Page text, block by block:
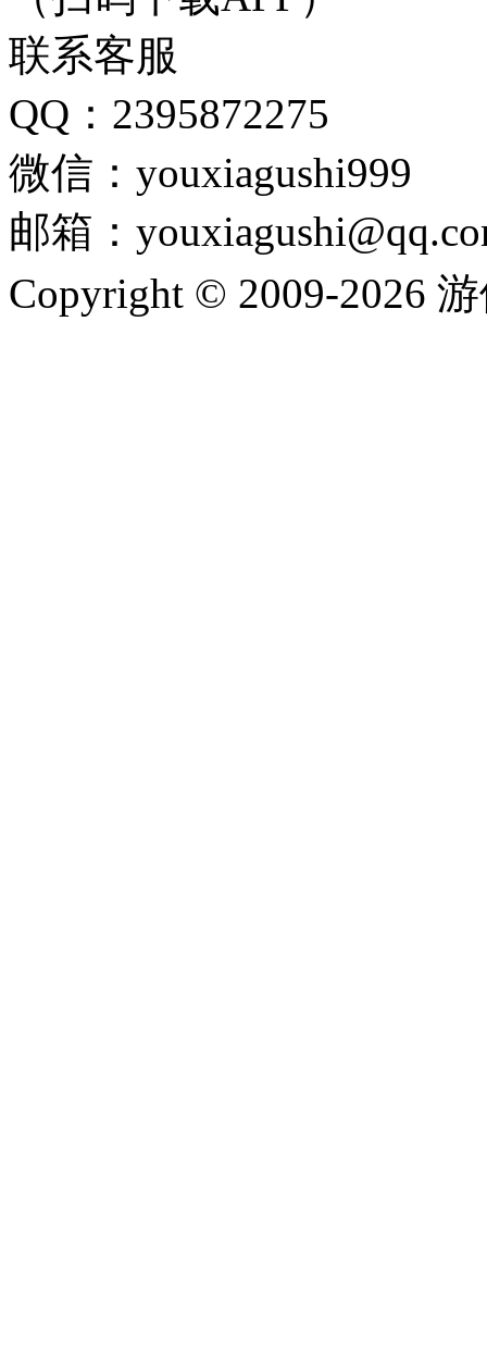
联系客服
QQ：2395872275
微信：youxiagushi999
邮箱：
Copyright © 2009-2026